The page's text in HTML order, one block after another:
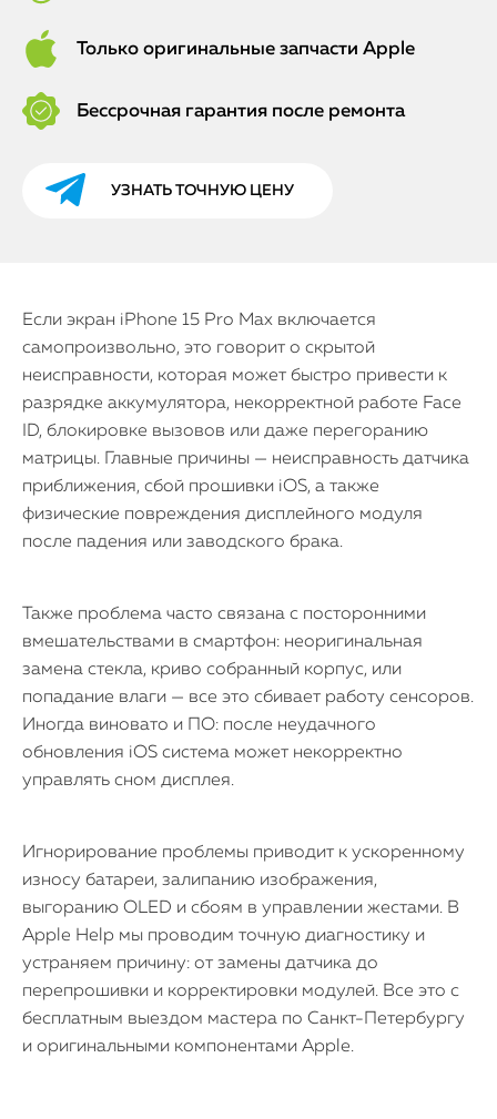
Только оригинальные запчасти Apple
Бессрочная гарантия после ремонта
УЗНАТЬ ТОЧНУЮ ЦЕНУ
Если экран iPhone 15 Pro Max включается
самопроизвольно, это говорит о скрытой
неисправности, которая может быстро привести к
разрядке аккумулятора, некорректной работе Face
ID, блокировке вызовов или даже перегоранию
матрицы. Главные причины — неисправность датчика
приближения, сбой прошивки iOS, а также
физические повреждения дисплейного модуля
после падения или заводского брака.
Также проблема часто связана с посторонними
вмешательствами в смартфон: неоригинальная
замена стекла, криво собранный корпус, или
попадание влаги — все это сбивает работу сенсоров.
Иногда виновато и ПО: после неудачного
обновления iOS система может некорректно
управлять сном дисплея.
Игнорирование проблемы приводит к ускоренному
износу батареи, залипанию изображения,
выгоранию OLED и сбоям в управлении жестами. В
Apple Help мы проводим точную диагностику и
устраняем причину: от замены датчика до
перепрошивки и корректировки модулей. Все это с
бесплатным выездом мастера по Санкт-Петербургу
и оригинальными компонентами Apple.